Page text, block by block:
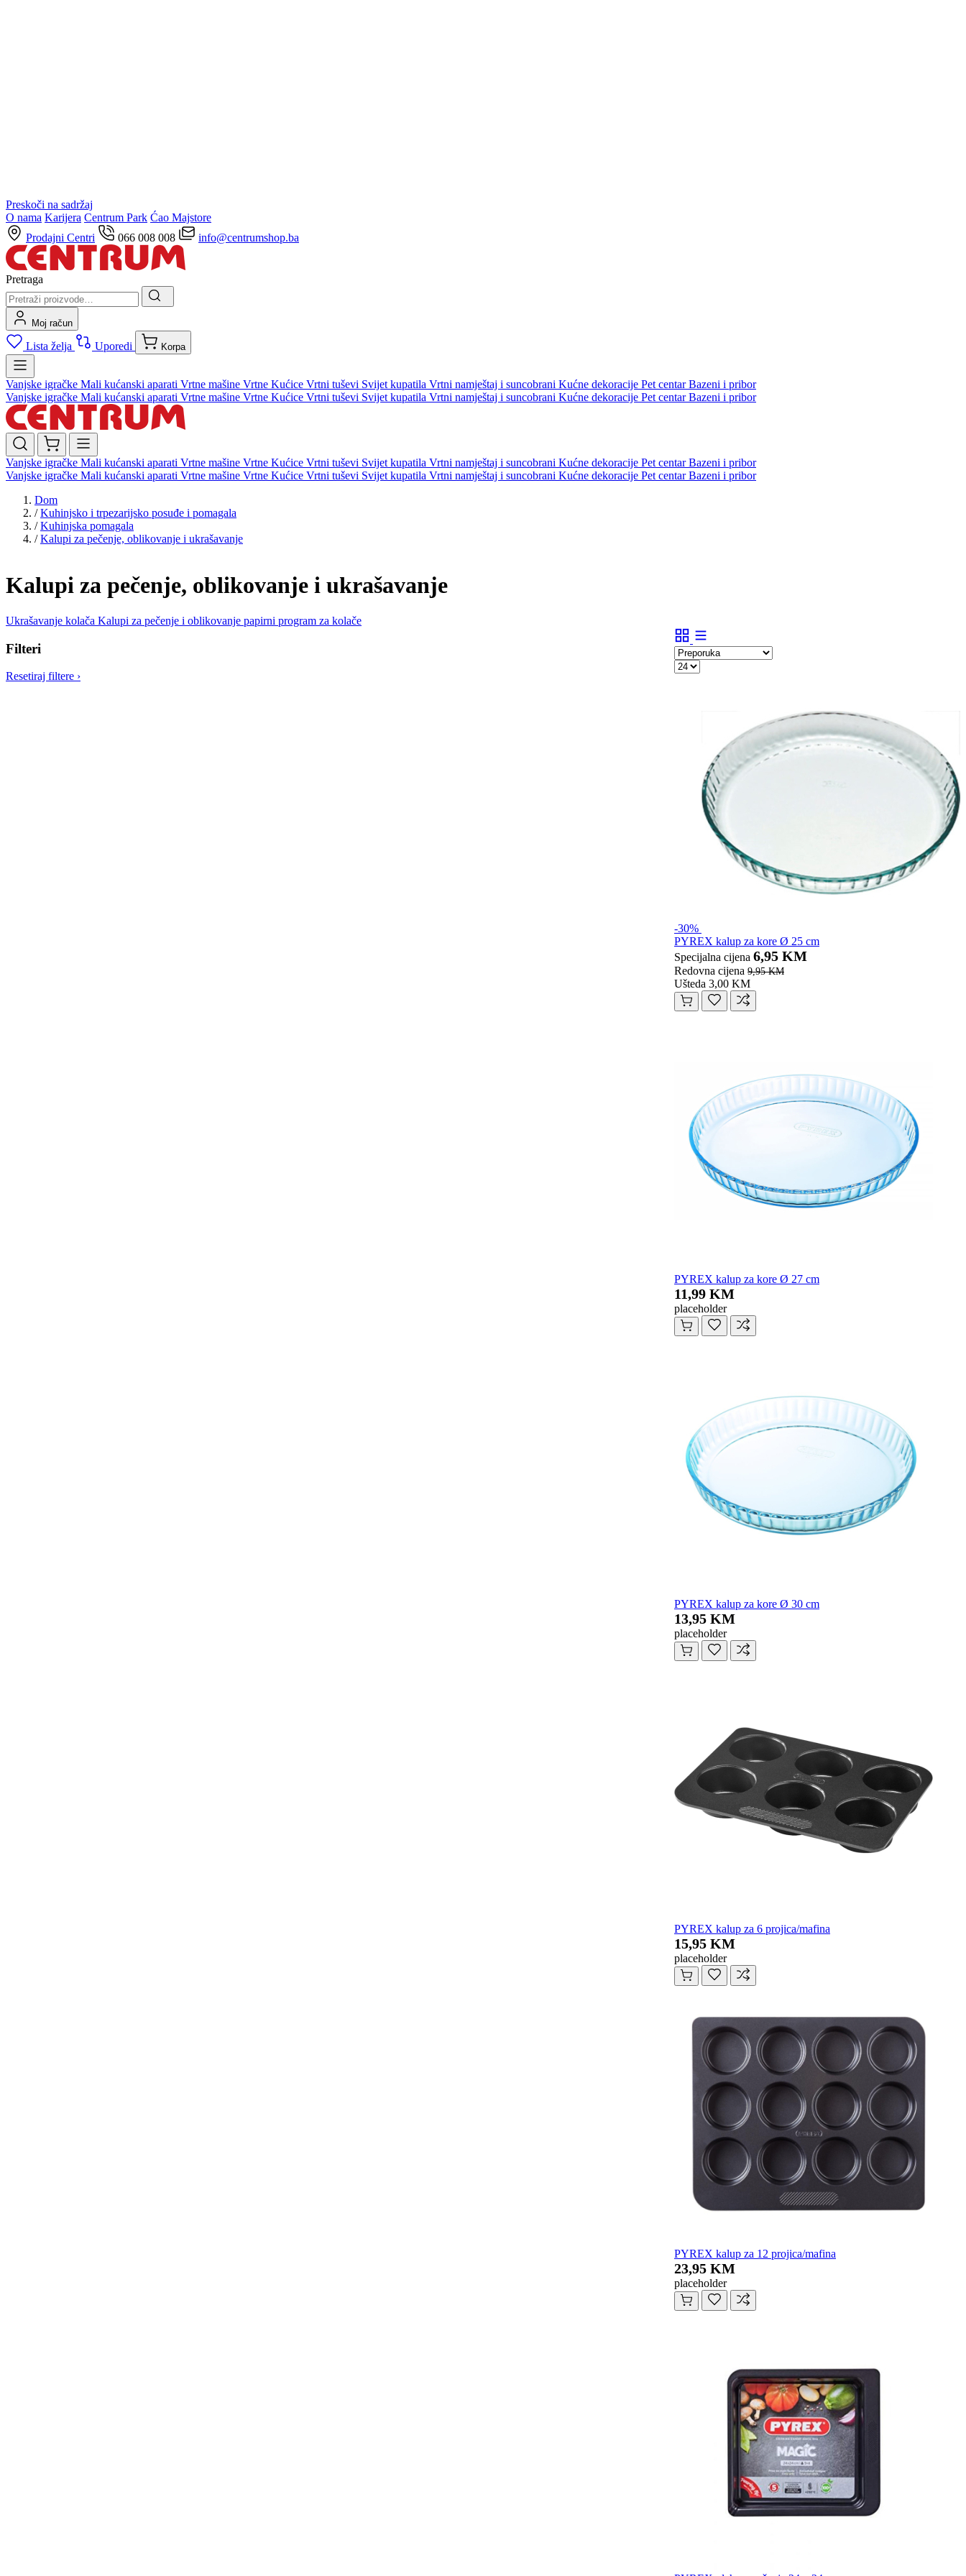
Preskoči na sadržaj
O nama Karijera Centrum Park Ćao Majstore
Prodajni Centri
066 008 008 info@centrumshop.ba
Pretraga
Moj račun
Lista želja Uporedi Korpa
Vanjske igračke Mali kućanski aparati Vrtne mašine Vrtne Kućice Vrtni tuševi Svijet kupatila Vrtni namještaj i suncobrani Kućne dekoracije Pet centarBazeni i pribor
Vanjske igračke Mali kućanski aparati Vrtne mašine Vrtne Kućice Vrtni tuševi Svijet kupatila Vrtni namještaj i suncobrani Kućne dekoracije Pet centarBazeni i pribor
Vanjske igračke Mali kućanski aparati Vrtne mašine Vrtne Kućice Vrtni tuševi Svijet kupatila Vrtni namještaj i suncobrani Kućne dekoracije Pet centarBazeni i pribor
Vanjske igračke Mali kućanski aparati Vrtne mašine Vrtne Kućice Vrtni tuševi Svijet kupatila Vrtni namještaj i suncobrani Kućne dekoracije Pet centarBazeni i pribor
Dom
/ Kuhinjsko i trpezarijsko posuđe i pomagala
/ Kuhinjska pomagala
/ Kalupi za pečenje, oblikovanje i ukrašavanje
Kalupi za pečenje, oblikovanje i ukrašavanje
Ukrašavanje kolača Kalupi za pečenje i oblikovanje papirni program za kolače
Filteri
Resetiraj filtere ›
-30%
PYREX kalup za kore Ø 25 cm
Specijalna cijena 6,95 KM
Redovna cijena 9,95 KM
Ušteda 3,00 KM
PYREX kalup za kore Ø 27 cm
11,99 KM
placeholder
PYREX kalup za kore Ø 30 cm
13,95 KM
placeholder
PYREX kalup za 6 projica/mafina
15,95 KM
placeholder
PYREX kalup za 12 projica/mafina
23,95 KM
placeholder